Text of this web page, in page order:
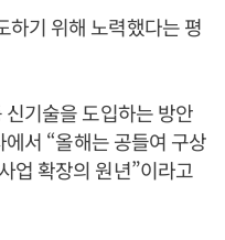
하기 위해 노력했다는 평
신기술을 도입하는 방안
서 “올해는 공들여 구상
업 확장의 원년”이라고